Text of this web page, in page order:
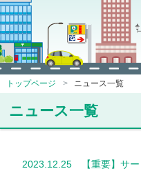
トップページ ニュース一覧
ニュース一覧
2023.12.25 【重要】サー